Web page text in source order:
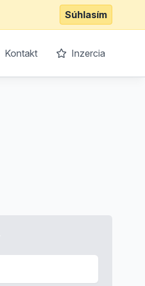
Súhlasím
Kontakt Inzercia